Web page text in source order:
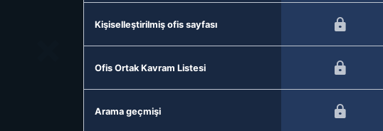
Kişiselleştirilmiş ofis sayfası
Ofis Ortak Kavram Listesi
Arama geçmişi